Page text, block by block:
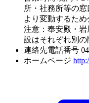
所・社務所等の窓
より変動するた
注意：奉安殿・
設はそれぞれ別の
連絡先電話番号
ホームページ